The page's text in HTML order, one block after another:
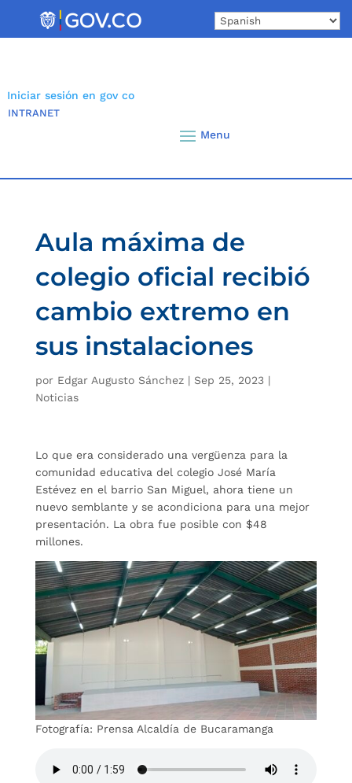
Iniciar sesión en gov co
INTRANET
Aula máxima de
colegio oficial recibió
cambio extremo en
sus instalaciones
por Edgar Augusto Sánchez| Sep 25, 2023|
Noticias
Lo que era considerado una vergüenza para la
comunidad educativa del colegio José María
Estévez en el barrio San Miguel, ahora tiene un
nuevo semblante y se acondiciona para una mejor
presentación. La obra fue posible con $48
millones.
Fotografía: Prensa Alcaldía de Bucaramanga